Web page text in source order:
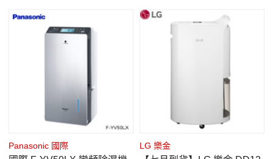
Panasonic 國際 LG 樂金